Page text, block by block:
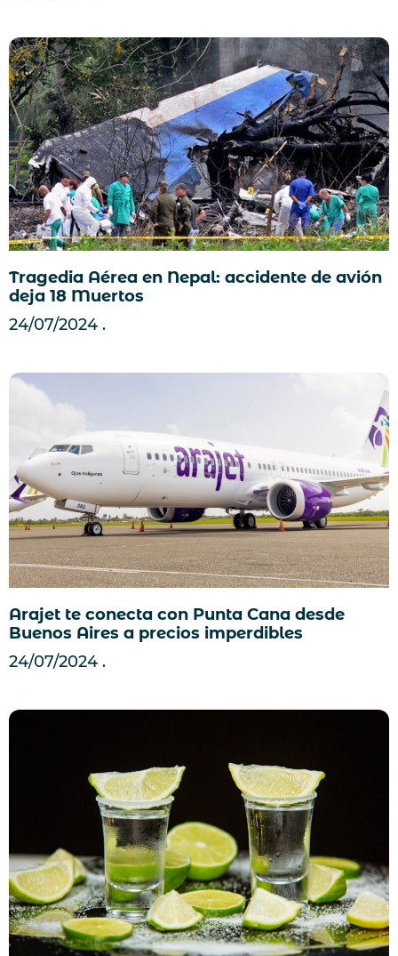
Tragedia Aérea en Nepal: accidente de avión
deja 18 Muertos
24/07/2024
Arajet te conecta con Punta Cana desde
Buenos Aires a precios imperdibles
24/07/2024